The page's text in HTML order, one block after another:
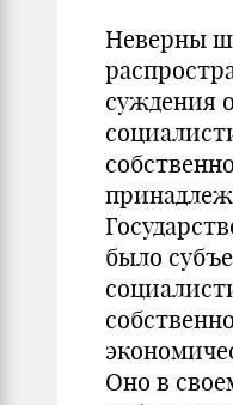
Неверны
суждения
было
Оно в